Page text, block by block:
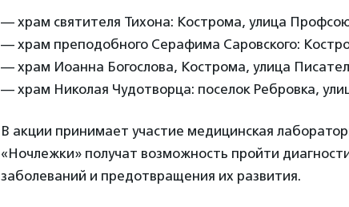
— храм святителя Тихона: Кострома, улица
— храм преподобного Серафима Саровского:
— храм Иоанна Богослова, Кострома, улица
— храм Николая Чудотворца: поселок Ребровка,
В акции принимает участие медицинская
«Ночлежки» получат возможность пройти
заболеваний и предотвращения их развития.